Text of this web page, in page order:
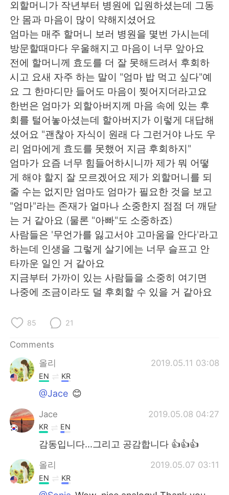
외할머니가 작년부터 병원에 입원하셨는데 그동
안 몸과 마음이 많이 약해지셨어요
엄마는 매주 할머니 보러 병원을 몇번 가시는데
방문할때마다 우울해지고 마음이 너무 앞아요
전에 할머니께 효도를 더 잘 못해드려서 후회하
시고 요새 자주 하는 말이 "엄마 밥 먹고 싶다"예
요 그 한마디만 들어도 마음이 찢어지더라고요
한번은 엄마가 외할아버지께 마음 속에 있는 후
회를 털어놓아셨는데 할아버지가 이렇게 대답해
셨어요 "괜찮아 자식이 원래 다 그런거야 나도 우
리 엄마에게 효도를 못했어 지금 후회하지"
엄마가 요즘 너무 힘들어하시니까 제가 뭐 어떻
게 해야 할지 잘 모르겠어요 제가 외할머니를 되
줄 수는 없지만 엄마도 엄마가 필요한 것을 보고
"엄마"라는 존재가 얼마나 소중한지 점점 더 깨닫
는 거 같아요 (물론 "아빠"도 소중하죠)
사람들은 '무언가를 잃고서야 고마움을 안다'라고
하는데 인생을 그렇게 살기에는 너무 슬프고 안
타까운 일인 거 같아요
지금부터 가까이 있는 사람들을 소중히 여기면
나중에 조금이라도 덜 후회할 수 있을 거 같아요
85 21
Comments
올리
2019.05.11 03:08
EN KR
@Jace 😊
Jace 2019.05.08 04:27
KR EN
감동입니다...그리고 공감합니다 👍👍👍
올리 2019.05.07 03:11
EN KR